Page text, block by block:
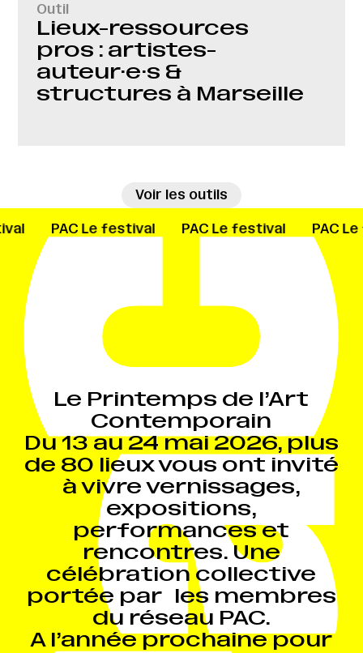
Outil
Lieux-ressources
pros : artistes-
auteur·e·s &
structures à Marseille
Voir les outils
Le Printemps de l’Art
Contemporain
Du 13 au 24 mai 2026, plus
de 80 lieux vous ont invité
à vivre vernissages,
expositions,
performances et
rencontres. Une
célébration collective
portée par les membres
du réseau PAC.
A l’année prochaine pour
PAC Le festival PAC Le festival PAC